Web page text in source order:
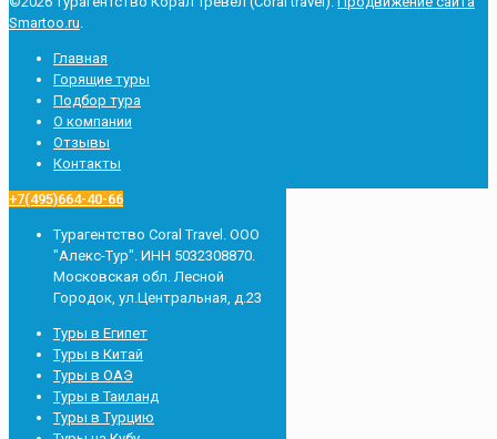
Smartoo.ru
Главная
Горящие туры
Подбор тура
О компании
Отзывы
Контакты
+7(495)664-40-66
Турагентство Сoral Travel. ООО
"Алекс-Тур". ИНН 5032308870.
Московская обл. Лесной
Городок, ул.Центральная, д.23
Туры в Египет
Туры в Китай
Туры в ОАЭ
Туры в Таиланд
Туры в Турцию